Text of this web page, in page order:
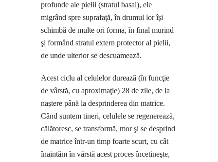
profunde ale pielii (stratul basal), ele
migrând spre suprafaţă, în drumul lor îşi
schimbă de multe ori forma, în final murind
şi formând stratul extern protector al pielii,
de unde ulterior se descuamează.
Acest ciclu al celulelor durează (în funcţie
de vârstă, cu aproximaţie) 28 de zile, de la
naştere până la desprinderea din matrice.
Când suntem tineri, celulele se regenerează,
călătoresc, se transformă, mor şi se desprind
de matrice într-un timp foarte scurt, cu cât
înaintăm în vârstă acest proces încetineşte,